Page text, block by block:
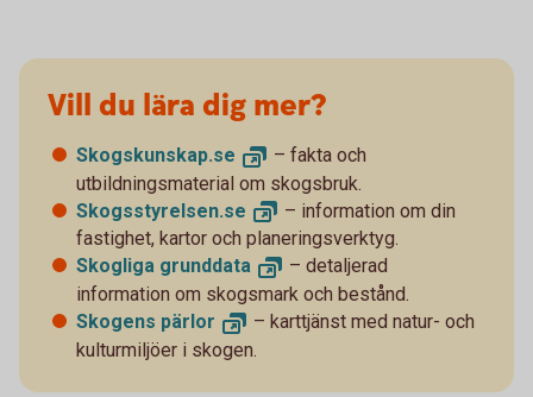
Vill du lära dig mer?
Skogskunskap.se
– fakta och
utbildningsmaterial om skogsbruk.
Skogsstyrelsen.se
– information om din
fastighet, kartor och planeringsverktyg.
Skogliga grunddata
– detaljerad
information om skogsmark och bestånd.
Skogens pärlor
– karttjänst med natur- och
kulturmiljöer i skogen.